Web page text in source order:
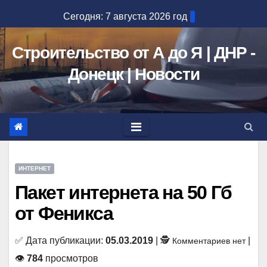
к
содержимому
Сегодня: 7 августа 2026 год
Строительство от А до Я | ДНР -
Донецк | Новости
ИНТЕРНЕТ
Пакет интернета на 50 Гб
от Феникса
✅ Дата публикации: 05.03.2019 | 🕵 Комментариев нет|
👁 784 просмотров